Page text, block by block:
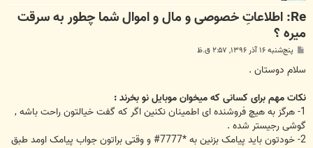
Re: اطلاعاتِ خصوصی و مال و اموال شما چطور به سرقت
میره ؟
پ
ت
پنج‌شنبه ۱۶ آذر ۱۳۹۶, ۲:۵۷ ق.ظ
سلام دوستان .
نکات مهم برای کسانی که میخوان موبایل نو بخرند :
1- هرگز به هیچ فروشنده ای اطمینان نکنین اگر که گفت خیالتون راحت باشه ,
گوشی رجیستر شده .
2- خودتون باید پیامک بزنین به *7777# و وقتی براتون جواب پیامک اومد طبق